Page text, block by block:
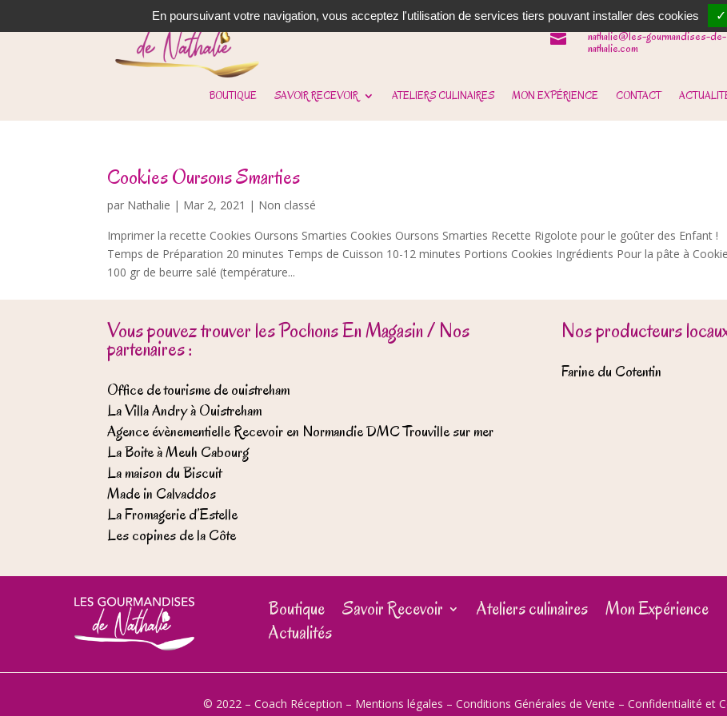

06 62 31 14 90

nathalie@les-gourmandises-de-
nathalie.com
BOUTIQUE SAVOIR RECEVOIR ATELIERS CULINAIRES MON EXPÉRIENCE CONTACT
Cookies Oursons Smarties
par Nathalie | Mar 2, 2021 | Non classé
Imprimer la recette Cookies Oursons Smarties Cookies Oursons Smarties Recette Rigolote pour le goûter des Enfant !
Temps de Préparation 20 minutes Temps de Cuisson 10-12 minutes Portions Cookies Ingrédients Pour la pâte à
100 gr de beurre salé (température...
Vous pouvez trouver les Pochons En Magasin / Nos
partenaires :
Office de tourisme de ouistreham
La Villa Andry à Ouistreham
Agence évènementielle Recevoir en Normandie DMC Trouville sur mer
La Boite à Meuh Cabourg
La maison du Biscuit
Made in Calvaddos
La Fromagerie d’Estelle
Les copines de la Côte
Nos producteurs
Farine du Cotentin
Boutique Savoir Recevoir Ateliers culinaires Mon Expérience
Actualités
© 2022 – Coach Réception – Mentions légales – Conditions Générales de Vente – Confidentialité et
En poursuivant votre navigation, vous acceptez l'utilisation de services tiers pouvant installer des cookies ✓